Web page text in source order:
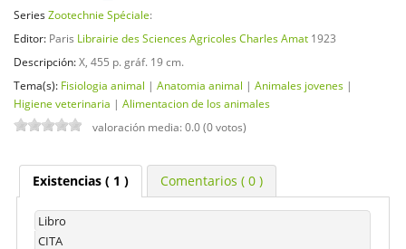
SeriesZootechnie Spéciale:
Editor: Paris Librairie des Sciences Agricoles Charles Amat 1923
Descripción:X, 455 p. gráf. 19 cm.
Tema(s): Fisiologia animal | Anatomia animal | Animales jovenes |
Higiene veterinaria | Alimentacion de los animales
valoración media: 0.0 (0 votos)
Existencias( 1 ) Comentarios ( 0 )
Libro
CITA